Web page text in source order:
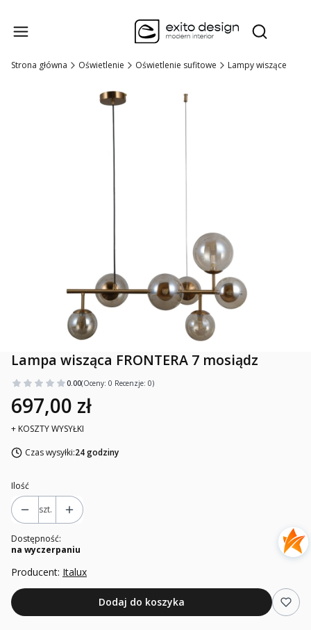
Otwórz
Strona główna Oświetlenie Oświetlenie sufitowe Lampy wiszące
Lampa wisząca FRONTERA 7 mosiądz
0.00(Oceny: 0 Recenzje: 0)
697,00 zł
+ KOSZTY WYSYŁKI
Czas wysyłki:24 godziny
Ilość
szt.
Dostępność:
na wyczerpaniu
Producent: Italux
Dodaj do koszyka